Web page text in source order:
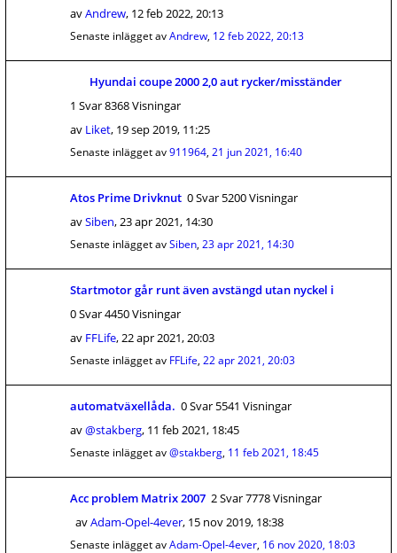
avAndrew, 12 feb 2022, 20:13
Senaste inlägget avAndrew, 12 feb 2022, 20:13
Hyundai coupe 2000 2,0 aut rycker/misständer
1 Svar 8368 Visningar
av Liket, 19 sep 2019, 11:25
Senaste inlägget av911964, 21 jun 2021, 16:40
Atos Prime Drivknut 0 Svar 5200 Visningar
avSiben,23 apr 2021, 14:30
Senaste inlägget avSiben, 23 apr 2021, 14:30
Startmotor går runt även avstängd utan nyckel i
0 Svar 4450 Visningar
av FFLife,22 apr 2021, 20:03
Senaste inlägget av FFLife, 22 apr 2021, 20:03
automatväxellåda. 0 Svar 5541 Visningar
av@stakberg, 11 feb 2021, 18:45
Senaste inlägget av@stakberg, 11 feb 2021, 18:45
Acc problem Matrix 2007 2 Svar 7778 Visningar
avAdam-Opel-4ever, 15 nov 2019, 18:38
Senaste inlägget avAdam-Opel-4ever, 16 nov 2020, 18:03